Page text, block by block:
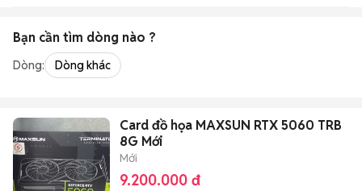
Bạn cần tìm dòng nào ?
Dòng: Dòng khác
Card đồ họa MAXSUN RTX 5060 TRB
8G Mới
Mới
9.200.000 đ